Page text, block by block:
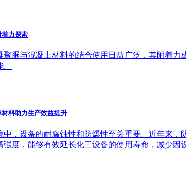
着力探索
聚脲与混凝土材料的结合使用日益广泛，其附着
料助力生产效益提升
中，设备的耐腐蚀性和防爆性至关重要。近年来
度，能够有效延长化工设备的使用寿命，减少因